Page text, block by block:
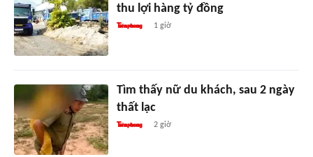
thu lợi hàng tỷ đồng
1 giờ
Tìm thấy nữ du khách, sau 2 ngày
thất lạc
2 giờ